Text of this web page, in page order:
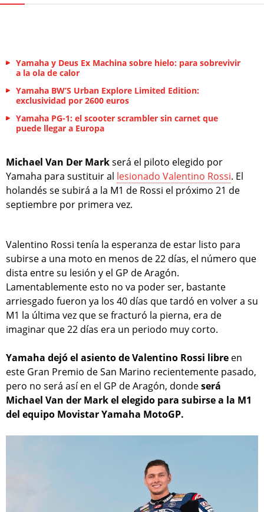
Yamaha y Deus Ex Machina sobre hielo: para sobrevivir
a la ola de calor
Yamaha BW’S Urban Explore Limited Edition:
exclusividad por 2600 euros
Yamaha PG-1: el scooter scrambler sin carnet que
puede llegar a Europa
Michael Van Der Markserá el piloto elegido por
Yamaha para sustituir al lesionado Valentino Rossi. El
holandés se subirá a la M1 de Rossi el próximo 21 de
septiembre por primera vez.
Valentino Rossi tenía la esperanza de estar listo para
subirse a una moto en menos de 22 días, el número que
dista entre su lesión y el GP de Aragón.
Lamentablemente esto no va poder ser, bastante
arriesgado fueron ya los 40 días que tardó en volver a su
M1 la última vez que se fracturó la pierna, era de
imaginar que 22 días era un periodo muy corto.
Yamaha dejó el asiento de Valentino Rossi libre en
este Gran Premio de San Marino recientemente pasado,
pero no será así en el GP de Aragón, dondeserá
Michael Van der Mark el elegido para subirse a la M1
del equipo Movistar Yamaha MotoGP.